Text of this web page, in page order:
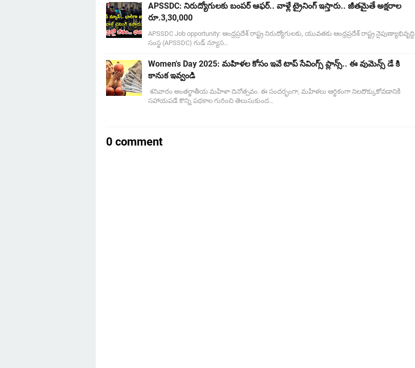
APSSDC: నిరుద్యోగులకు బంపర్ ఆఫర్.. వాళ్లే ట్రైనింగ్ ఇస్తారు.. జీతమైతే అక్షరాల
రూ.3,30,000
APSSDC Job opportunity: ఆంధ్రప్రదేశ్ రాష్ట్ర నిరుద్యోగులకు, యువతకు ఆంధ్రప్రదేశ్ రాష్ట్ర నైపుణ్యాభివృద్ది
సంస్థ (APSSDC) గుడ్ న్యూస…
Women's Day 2025: మహిళల కోసం ఇవే టాప్ సేవింగ్స్ ప్లాన్స్.. ఈ వుమెన్స్ డే కి
కానుక ఇవ్వండి
శనివారం అంతర్జాతీయ మహిళా దినోత్సవం. ఈ సందర్భంగా, మహిళలు ఆర్థికంగా నిలదొక్కుకోవడానికి
సహాయపడే కొన్ని పథకాల గురించి తెలుసుకుంద…
0 comment